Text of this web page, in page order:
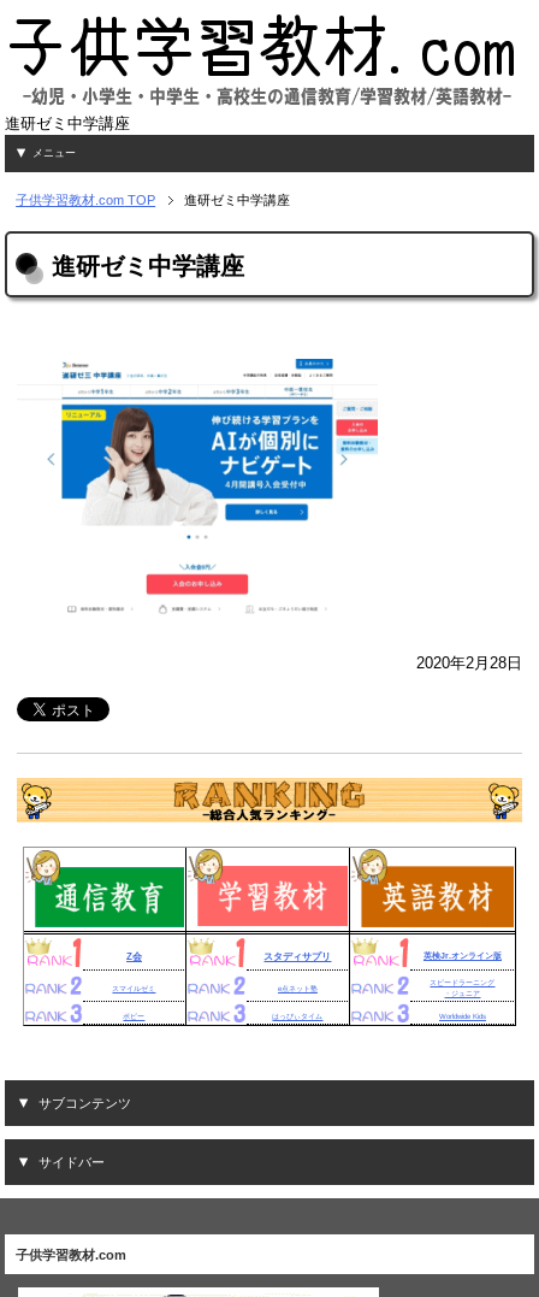
進研ゼミ中学講座
メニュー
子供学習教材.com TOP 進研ゼミ中学講座
進研ゼミ中学講座
2020年2月28日
Z会 スタディサプリ 英検Jr.オンライン版
スマイルゼミ e点ネット塾
スピードラーニング
・ジュニア
ポピー はっぴぃタイム Worldwide Kids
サブコンテンツ
サイドバー
子供学習教材.com